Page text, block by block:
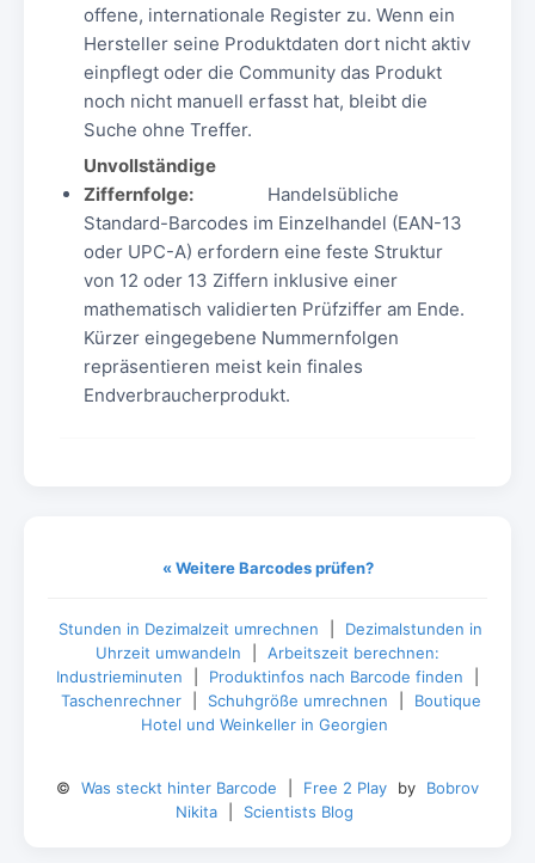
offene, internationale Register zu. Wenn ein
Hersteller seine Produktdaten dort nicht aktiv
einpflegt oder die Community das Produkt
noch nicht manuell erfasst hat, bleibt die
Suche ohne Treffer.
Unvollständige
Ziffernfolge:
Handelsübliche
Standard-Barcodes im Einzelhandel (EAN-13
oder UPC-A) erfordern eine feste Struktur
von 12 oder 13 Ziffern inklusive einer
mathematisch validierten Prüfziffer am Ende.
Kürzer eingegebene Nummernfolgen
repräsentieren meist kein finales
Endverbraucherprodukt.
« Weitere Barcodes prüfen?
Stunden in Dezimalzeit umrechnen
Dezimalstunden in
Uhrzeit umwandeln
Arbeitszeit berechnen:
Industrieminuten
Produktinfos nach Barcode finden
Taschenrechner
Schuhgröße umrechnen
Boutique
Hotel und Weinkeller in Georgien
© Was steckt hinter Barcode Free 2 Play by
Bobrov
Nikita
Scientists Blog